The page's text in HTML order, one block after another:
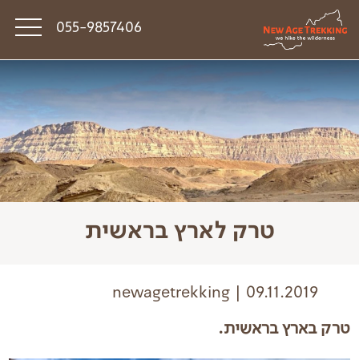
055-9857406
סיפורי דרך
פודקאסט טראק טוק
תקנון
טרק לארץ בראשית
newagetrekking | 09.11.2019
טרק בארץ בראשית.